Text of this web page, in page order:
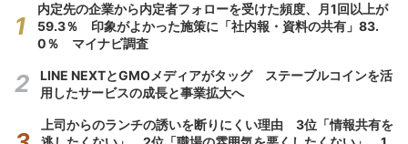
内定先の企業から内定者フォローを受けた頻度、月1回以上が
59.3％ 印象がよかった施策に「社内報・資料の共有」83.
0％ マイナビ調査
LINE NEXTとGMOメディアがタッグ ステーブルコインを活
用したサービスの成長と事業拡大へ
上司からのランチの誘いを断りにくい理由 3位「情報共有を